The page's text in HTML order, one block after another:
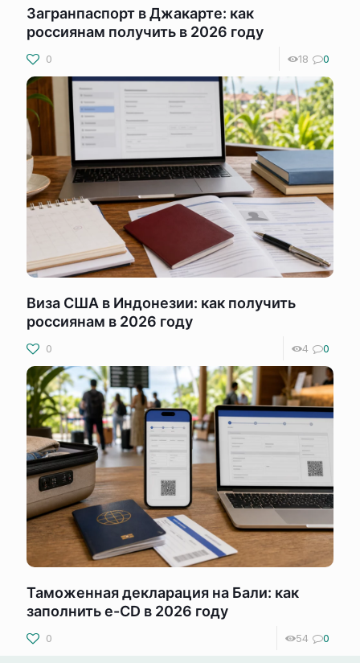
Загранпаспорт в Джакарте: как
россиянам получить в 2026 году
0 18 0
Виза США в Индонезии: как получить
россиянам в 2026 году
0 4 0
Таможенная декларация на Бали: как
заполнить e-CD в 2026 году
0 54 0